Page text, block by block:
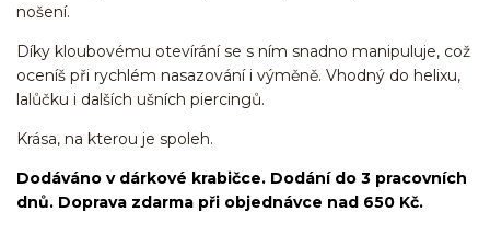
nošení.
Díky kloubovému otevírání se s ním snadno manipuluje, což
oceníš při rychlém nasazování i výměně. Vhodný do helixu,
lalůčku i dalších ušních piercingů.
Krása, na kterou je spoleh.
Dodáváno v dárkové krabičce. Dodání do 3 pracovních
dnů. Doprava zdarma při objednávce nad 650 Kč.